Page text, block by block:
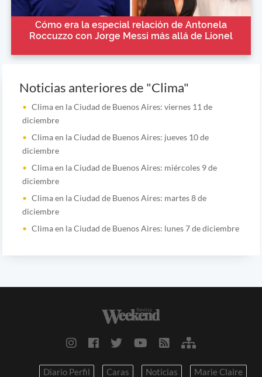
Cómo era la especial relación de Antonela
Roccuzzo con Jorge Messi más allá de Lionel
Noticias anteriores de "Clima"
Clima en la Ciudad de Buenos Aires: viernes 11 de
diciembre
Clima en la Ciudad de Buenos Aires: jueves 10 de
diciembre
Clima en la Ciudad de Buenos Aires: miércoles 9 de
diciembre
Clima en la Ciudad de Buenos Aires: martes 8 de
diciembre
Clima en la Ciudad de Buenos Aires: lunes 7 de diciembre
Diario Perfil Caras Noticias Marie Claire